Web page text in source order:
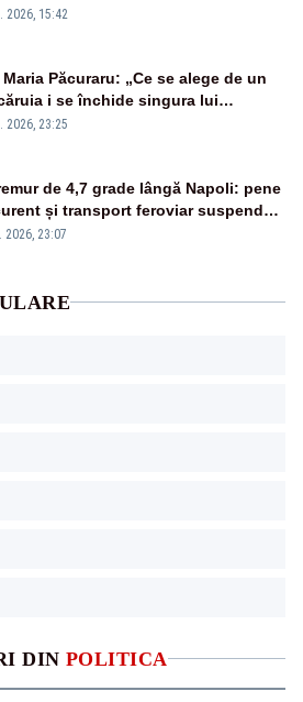
DIN POLITICA
„Miza Zilei” la Realitatea PLUS
2026, 15:42
Păcuraru: „Ce se alege de un
i se închide singura lui
2026, 23:25
de 4,7 grade lângă Napoli: pene
și transport feroviar suspendat
2026, 23:07